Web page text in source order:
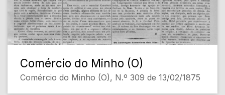
Comércio do Minho (O)
Comércio do Minho (O), N.º 309 de 13/02/1875